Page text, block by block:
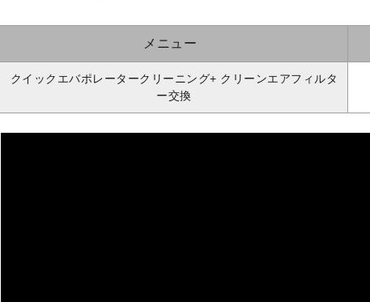
メニュー
クイックエバポレータークリーニング+ クリーンエアフィルタ
ー交換